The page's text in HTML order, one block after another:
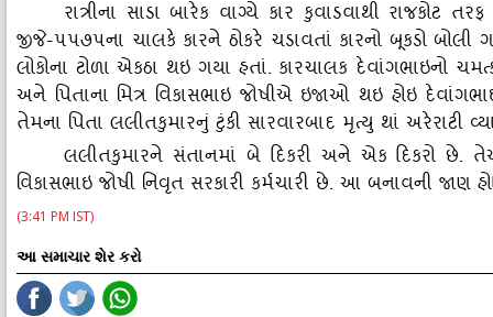
રાત્રીના સાડા બારેક વાગ્‍યે કાર કુવાડવાથી રાજકોટ
જીજે-૫૫૭૫ના ચાલકે કારને ઠોકરે ચડાવતાં કારનો બૂકડો
લોકોના ટોળા એકઠા થઇ ગયા હતાં. કારચાલક દેવાંગભાઇનો
અને પિતાના મિત્ર વિકાસભાઇ જોષીએ ઇજાઓ થઇ હોઇ
તેમના પિતા લલીતકુમારનું ટુંકી સારવારબાદ મૃત્‍યુ થાં અરેરાટી
લલીતકુમારને સંતાનમાં બે દિકરી અને એક દિકરો છે.
વિકાસભાઇ જોષી નિવૃત સરકારી કર્મચારી છે. આ બનાવની જાણ
(3:41 PM IST)
આ સમાચાર શેર કરો